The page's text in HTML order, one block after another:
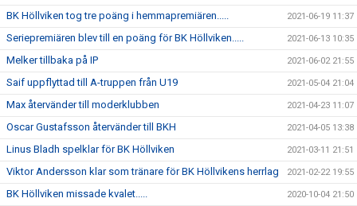
BK Höllviken tog tre poäng i hemmapremiären..... 2021-06-19 11:37
Seriepremiären blev till en poäng för BK Höllviken..... 2021-06-13 10:35
Melker tillbaka på IP 2021-06-02 21:55
Saif uppflyttad till A-truppen från U19 2021-05-04 21:04
Max återvänder till moderklubben 2021-04-23 11:07
Oscar Gustafsson återvänder till BKH 2021-04-05 13:38
Linus Bladh spelklar för BK Höllviken 2021-03-11 21:51
Viktor Andersson klar som tränare för BK Höllvikens herrlag 2021-02-22 19:55
BK Höllviken missade kvalet..... 2020-10-04 21:50